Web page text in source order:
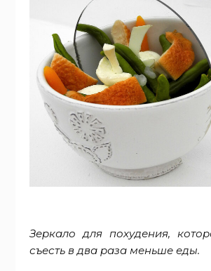
Зеркало для похудения,
съесть в два раза меньше еды.